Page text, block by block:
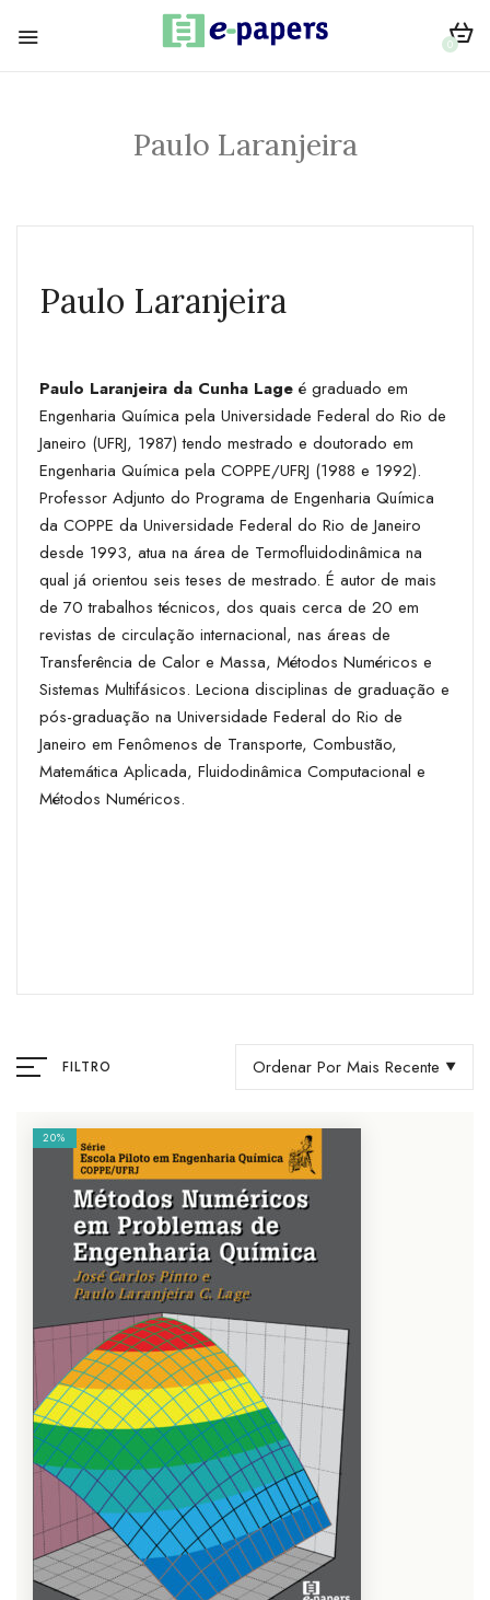
0
Paulo Laranjeira
Paulo Laranjeira
Paulo Laranjeira da Cunha Lage é graduado em
Engenharia Química pela Universidade Federal do Rio de
Janeiro (UFRJ, 1987) tendo mestrado e doutorado em
Engenharia Química pela COPPE/UFRJ (1988 e 1992).
Professor Adjunto do Programa de Engenharia Química
da COPPE da Universidade Federal do Rio de Janeiro
desde 1993, atua na área de Termofluidodinâmica na
qual já orientou seis teses de mestrado. É autor de mais
de 70 trabalhos técnicos, dos quais cerca de 20 em
revistas de circulação internacional, nas áreas de
Transferência de Calor e Massa, Métodos Numéricos e
Sistemas Multifásicos. Leciona disciplinas de graduação e
pós-graduação na Universidade Federal do Rio de
Janeiro em Fenômenos de Transporte, Combustão,
Matemática Aplicada, Fluidodinâmica Computacional e
Métodos Numéricos.
FILTRO Ordenar Por Mais Recente
20%